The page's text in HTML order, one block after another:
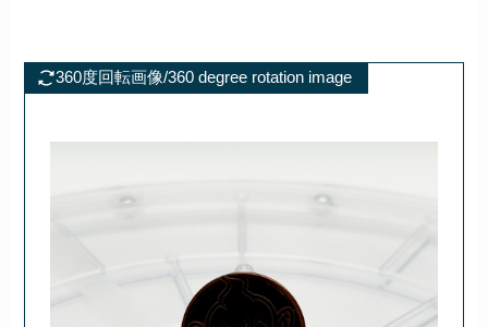
360度回転画像/360 degree rotation image